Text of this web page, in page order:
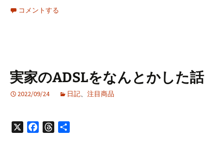
コメントする
実家のADSLをなんとかした話
2022/09/24 日記、 注目商品